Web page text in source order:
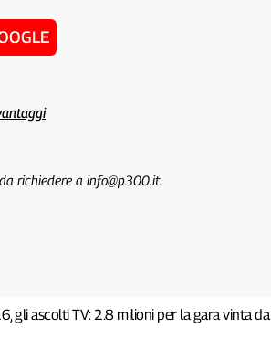
richiedere a info@p300.it.
gli ascolti TV: 2.8 milioni per la gara vinta da